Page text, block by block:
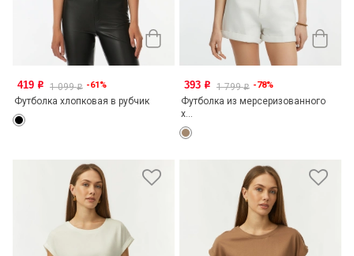
419 o 1 099o -61%
Футболка хлопковая в рубчик
393 o 1 799o -78%
Футболка из мерсеризованного
х...